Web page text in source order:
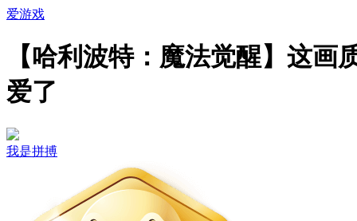
爱游戏
【哈利波特：魔法觉醒】这画
爱了
我是拼搏